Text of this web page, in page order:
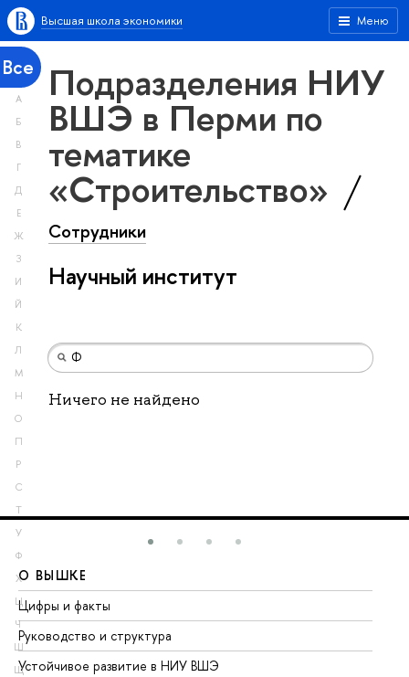
Меню
Высшая школа экономики
Все
А
Б
В
Г
Д
Е
Ж
З
И
Й
К
Л
М
Н
О
П
Р
С
Т
У
Ф
Х
Ц
Ч
Ш
Щ
Подразделения НИУ
ВШЭ в Перми по
тематике
«Строительство»
Сотрудники
Научный институт
Ничего не найдено
О ВЫШКЕ
Цифры и факты
Руководство и структура
Устойчивое развитие в НИУ ВШЭ